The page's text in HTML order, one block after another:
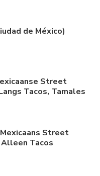
de México)
Street
Tacos, Tamales
Street
Alleen Tacos